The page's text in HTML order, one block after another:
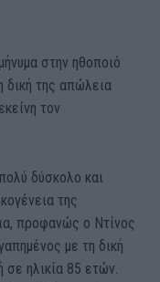
στην ηθοποιό
δική της απώλεια
τον
δύσκολο και
της
προφανώς ο Ντίνος
με τη δική
ηλικία 85 ετών.